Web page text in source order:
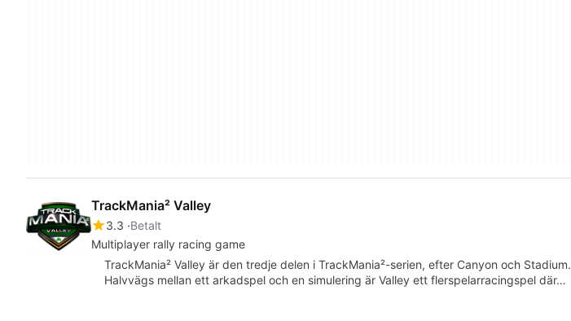
TrackMania² Valley
3.3 Betalt
Multiplayer rally racing game
TrackMania² Valley är den tredje delen i TrackMania²-serien, efter Canyon och Stadium.
Halvvägs mellan ett arkadspel och en simulering är Valley ett flerspelarracingspel där…